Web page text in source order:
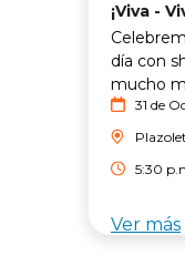
¡Viva -
día con
mucho
31 de
5:30
Ver más